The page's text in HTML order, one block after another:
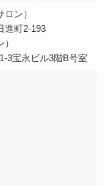
ロン）
進町2-193
3宝永ビル3階B号室